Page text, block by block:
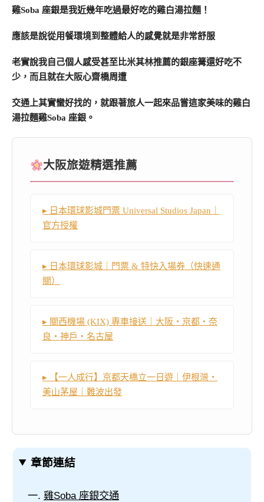
雞Soba 座銀是我近幾年吃過最好吃的雞白湯拉麵！
應該是說從用餐環境到整體給人的感覺就是非常舒服
老實說我自己個人感受甚至比米其林推薦的銀座篝還好吃不
少，而且就在大阪心齋橋周遭
交通上其實蠻好找的，就跟著旅人一起來品嘗這家美味的雞白
湯拉麵雞Soba 座銀。
大阪旅遊精選推薦
▸ 日本環球影城門票 Universal Studios Japan｜
官方授權
▸ 日本環球影城｜門票 & 特快入場券（快速通
關）
▸ 關西機場 (KIX) 專車接送｜大阪・京都・奈
良・神戶・名古屋
▸ 【一人成行】京都天橋立一日遊｜伊根灣・
美山茅屋｜難波出發
章節連結
雞Soba 座銀交通